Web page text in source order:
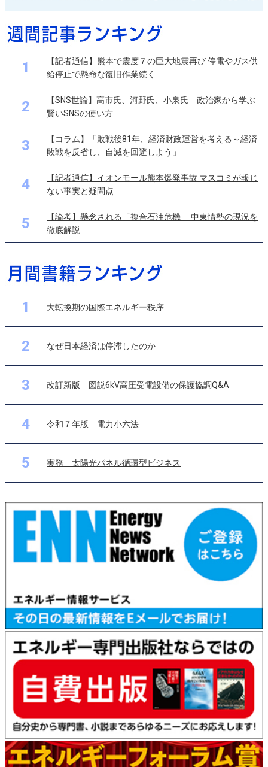
1
【記者通信】熊本で震度７の巨大地震再び 停電やガス供
給停止で懸命な復旧作業続く
2
【SNS世論】高市氏、河野氏、小泉氏―政治家から学ぶ
賢いSNSの使い方
3
【コラム】「敗戦後81年、経済財政運営を考える～経済
敗戦を反省し、自滅を回避しよう」
4
【記者通信】イオンモール熊本爆発事故 マスコミが報じ
ない事実と疑問点
5
【論考】懸念される「複合石油危機」 中東情勢の現況を
徹底解説
1 大転換期の国際エネルギー秩序
2 なぜ日本経済は停滞したのか
3 改訂新版 図説6kV高圧受電設備の保護協調Q&A
4 令和７年版 電力小六法
5 実務 太陽光パネル循環型ビジネス